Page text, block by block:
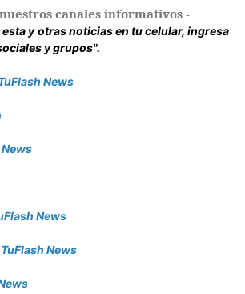
canales informativos -
y otras noticias en tu celular, ingresa
y grupos".
News
News
News